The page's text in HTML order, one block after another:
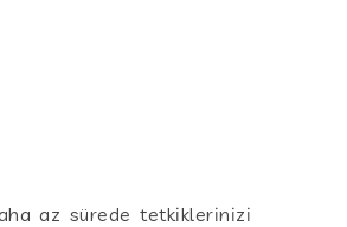
az sürede tetkiklerinizi